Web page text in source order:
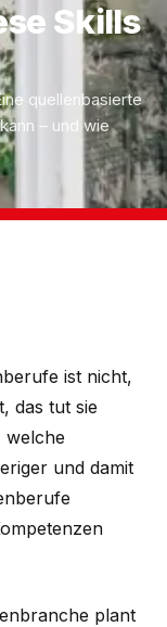
Skills
quellenbasierte
– und wie
ist nicht,
das tut sie
welche
und damit
plant